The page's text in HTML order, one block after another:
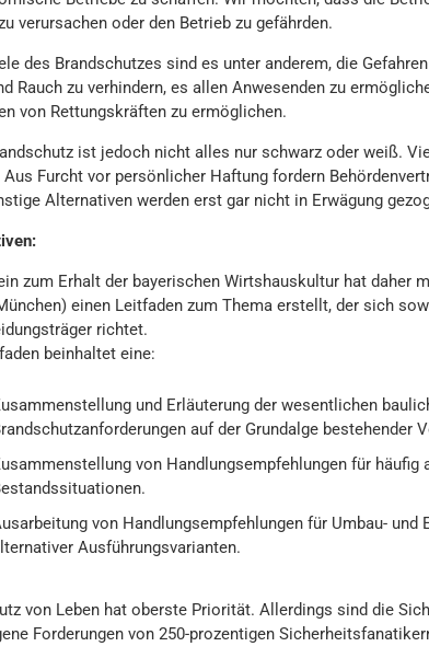
verursachen oder den Betrieb zu gefährden.
des Brandschutzes sind es unter anderem, die
Rauch zu verhindern, es allen Anwesenden zu
von Rettungskräften zu ermöglichen.
ist jedoch nicht alles nur schwarz oder weiß.
Furcht vor persönlicher Haftung fordern
Alternativen werden erst gar nicht in Erwägung
zum Erhalt der bayerischen Wirtshauskultur hat daher
einen Leitfaden zum Thema erstellt, der sich
richtet.
beinhaltet eine:
und Erläuterung der wesentlichen
auf der Grundalge bestehender
von Handlungsempfehlungen für
von Handlungsempfehlungen für Umbau-
Ausführungsvarianten.
von Leben hat oberste Priorität. Allerdings sind die
Forderungen von 250-prozentigen